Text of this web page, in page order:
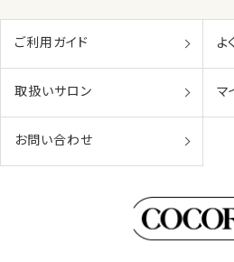
ご利用ガイド よ
取扱いサロン マ
お問い合わせ